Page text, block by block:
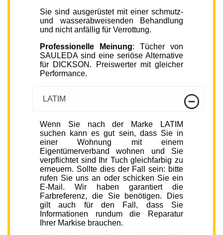
Sie sind ausgerüstet mit einer schmutz-
und wasserabweisenden Behandlung
und nicht anfällig für Verrottung.
Professionelle Meinung: Tücher von
SAULEDA sind eine seriöse Alternative
für DICKSON. Preiswerter mit gleicher
Performance.
LATIM
Wenn Sie nach der Marke LATIM
suchen kann es gut sein, dass Sie in
einer Wohnung mit einem
Eigentümerverband wohnen und Sie
verpflichtet sind Ihr Tuch gleichfarbig zu
erneuern. Sollte dies der Fall sein: bitte
rufen Sie uns an oder schicken Sie ein
E-Mail. Wir haben garantiert die
Farbreferenz, die Sie benötigen. Dies
gilt auch für den Fall, dass Sie
Informationen rundum die Reparatur
Ihrer Markise brauchen.